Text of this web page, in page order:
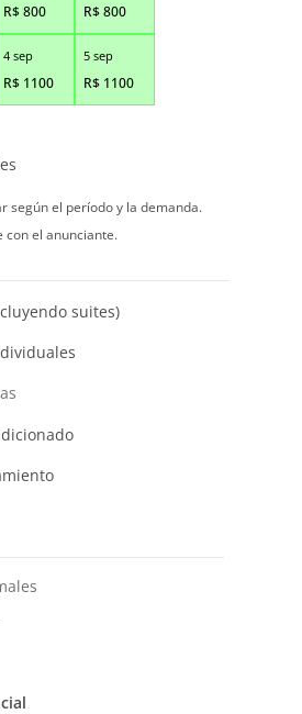
R$800 R$800
4 sep
R$ 1100
5 sep
R$ 1100
según el período y la demanda.
con el anunciante.
suites)